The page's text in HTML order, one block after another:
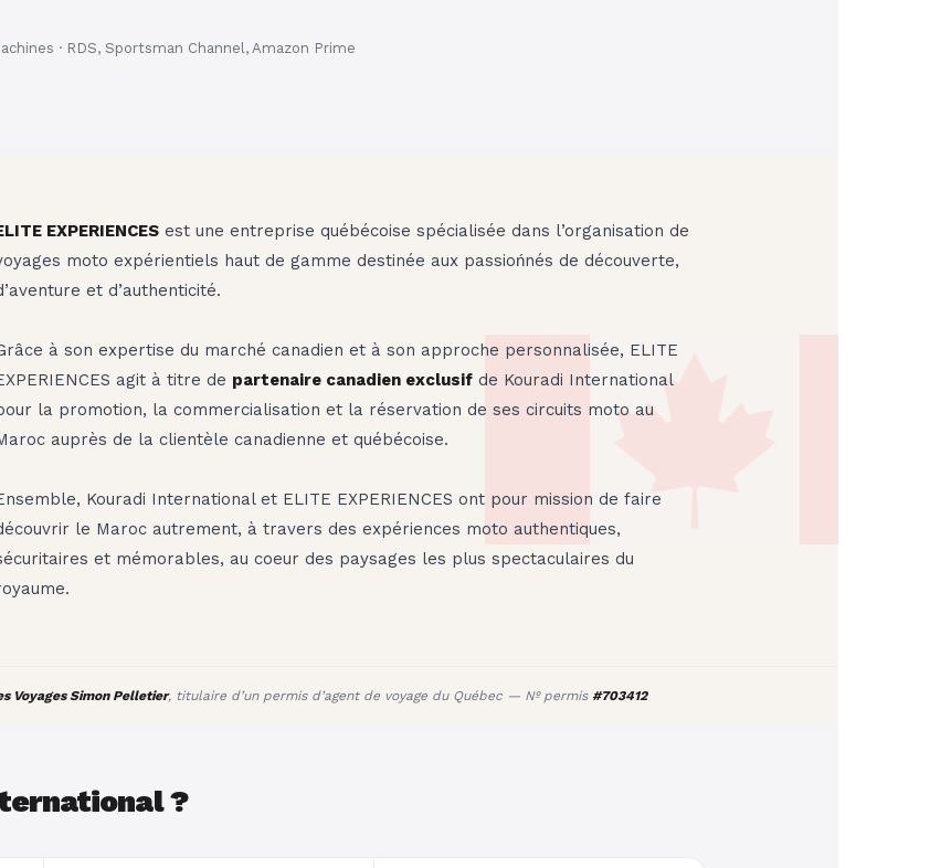
· RDS, Sportsman Channel, Amazon Prime
EXPERIENCES est une entreprise québécoise spécialisée dans l’organisation de
moto expérientiels haut de gamme destinée aux passiońnés de découverte,
et d’authenticité.
à son expertise du marché canadien et à son approche personnalisée, ELITE
agit à titre de partenaire canadien exclusif de Kouradi International
la promotion, la commercialisation et la réservation de ses circuits moto au
auprès de la clientèle canadienne et québécoise.
Kouradi International et ELITE EXPERIENCES ont pour mission de faire
le Maroc autrement, à travers des expériences moto authentiques,
et mémorables, au coeur des paysages les plus spectaculaires du
Voyages Simon Pelletier, titulaire d’un permis d’agent de voyage du Québec — Nº permis #703412
?